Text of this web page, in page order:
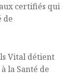
certifiés qui
de
Vital détient
la Santé de